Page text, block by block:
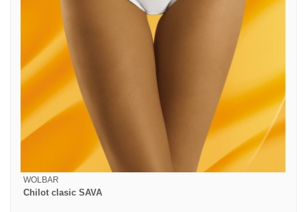
WOLBAR
Chilot clasic SAVA